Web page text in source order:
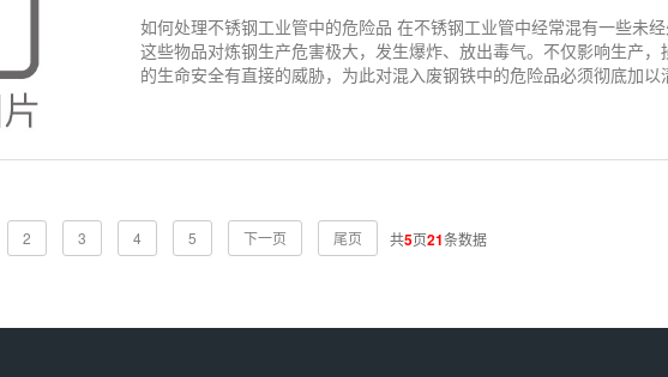
如何处理不锈钢工业管中的危险品 在不锈钢工业管中经常混有一些未经
这些物品对炼钢生产危害极大，发生爆炸、放出毒气。不仅影响生产
的生命安全有直接的威胁，为此对混入废钢铁中的危险品必须彻底加
2 3 4 5 下一页 尾页 共5页21条数据